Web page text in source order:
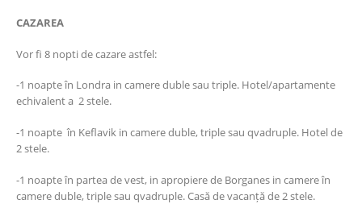
CAZAREA
Vor fi 8 nopti de cazare astfel:
-1 noapte în Londra in camere duble sau triple. Hotel/apartamente
echivalent a 2 stele.
-1 noapte în Keflavik in camere duble, triple sau qvadruple. Hotel de
2 stele.
-1 noapte în partea de vest, in apropiere de Borganes in camere în
camere duble, triple sau qvadruple. Casă de vacanță de 2 stele.